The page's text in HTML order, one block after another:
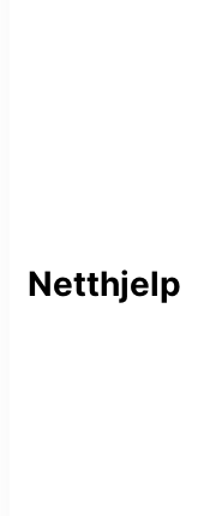
Netthjelp